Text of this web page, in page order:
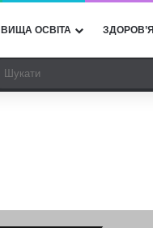
ВИЩА ОСВІТА ЗДОРОВ’Я
стаття
skin